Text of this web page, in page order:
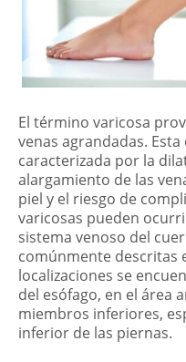
El término varicosa
venas agrandadas.
caracterizada por la
alargamiento de las
piel y el riesgo de
varicosas pueden
sistema venoso del
comúnmente descritas
localizaciones se
del esófago, en el área
miembros inferiores,
inferior de las piernas.